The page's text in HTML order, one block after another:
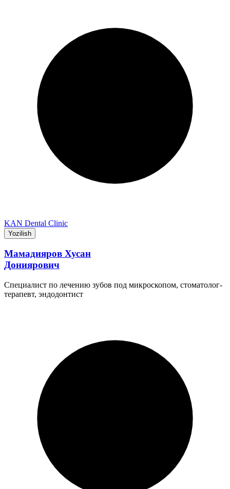
KAN Dental Clinic
Yozilish
Мамадияров Хусан
Дониярович
Специалист по лечению зубов под микроскопом, стоматолог-
терапевт, эндодонтист